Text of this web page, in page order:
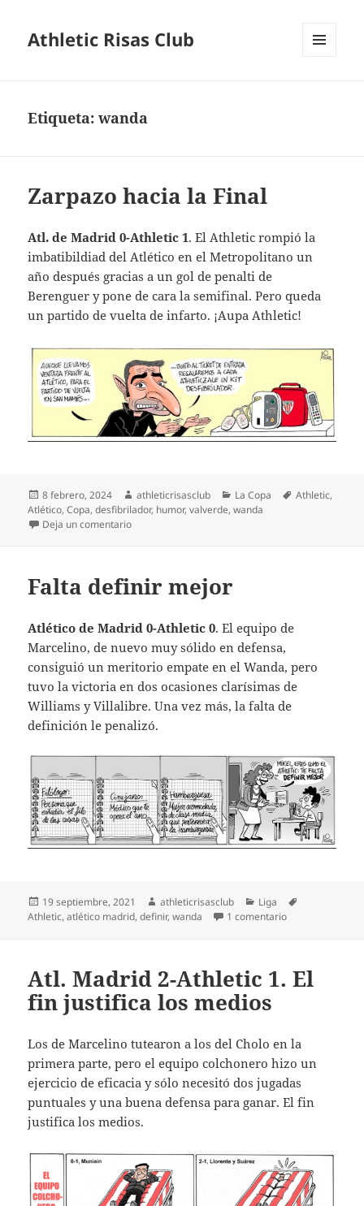
Athletic Risas Club
Etiqueta:wanda
Zarpazo hacia la Final
Atl. de Madrid 0-Athletic 1. El Athletic rompió la
imbatibildiad del Atlético en el Metropolitano un
año después gracias a un gol de penalti de
Berenguer y pone de cara la semifinal. Pero queda
un partido de vuelta de infarto. ¡Aupa Athletic!
Publicado
el
8 febrero, 2024 Autor
athleticrisasclub Categorías
La Copa Etiquetas
Athletic,
Atlético,Copa,desfibrilador, humor,valverde,wanda
Deja un comentarioen Zarpazo hacia la Final
Falta definir mejor
Atlético de Madrid 0-Athletic 0. El equipo de
Marcelino, de nuevo muy sólido en defensa,
consiguió un meritorio empate en el Wanda, pero
tuvo la victoria en dos ocasiones clarísimas de
Williams y Villalibre. Una vez más, la falta de
definición le penalizó.
Publicado
el
19 septiembre, 2021 Autor
athleticrisasclub Categorías
Liga
Athletic,atlético madrid,definir,wanda 1 comentarioen Falta definir
Atl. Madrid 2-Athletic 1. El
fin justifica los medios
Los de Marcelino tutearon a los del Cholo en la
primera parte, pero el equipo colchonero hizo un
ejercicio de eficacia y sólo necesitó dos jugadas
puntuales y una buena defensa para ganar. El fin
justifica los medios.